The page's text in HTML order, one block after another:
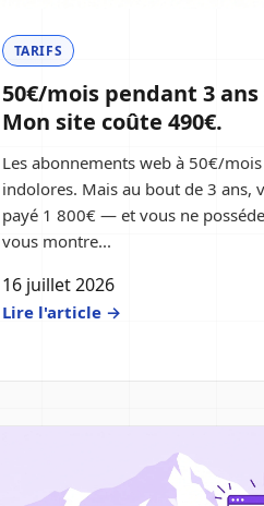
TARIFS
50€/mois pendant 3 ans
Mon site coûte 490€.
Les abonnements web à 50€/
indolores. Mais au bout de 3 ans,
payé 1 800€ — et vous ne
vous montre...
16 juillet 2026
Lire l'article →